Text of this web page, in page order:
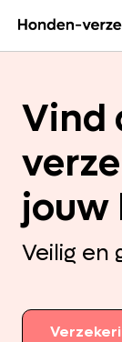
Vind
jouw
Veilig en